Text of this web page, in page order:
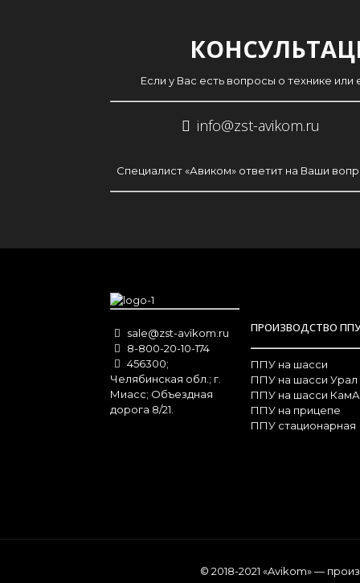
Если у Вас есть вопросы о технике
info@zst-avikom.ru
Специалист «Авиком» ответит на Ваши
sale@zst-avikom.ru
8-800-20-10-174
456300;
Челябинская обл.; г.
Миасс; Объездная
дорога 8/21.
ПРОИЗВОДСТВО ППУ
ППУ на шасси
ППУ на шасси Урал
ППУ на шасси
ППУ на прицепе
ППУ стационарная
© 2018-2021 «Avikom» —